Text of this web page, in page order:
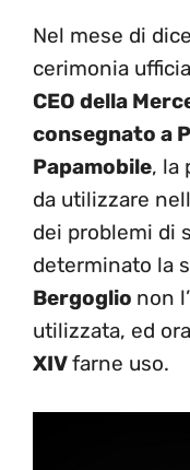
Nel mese di
cerimonia
CEO della
consegnato a
Papamobile, la
da utilizzare
dei problemi di
determinato la
Bergoglio non
utilizzata, ed
XIVfarne uso.